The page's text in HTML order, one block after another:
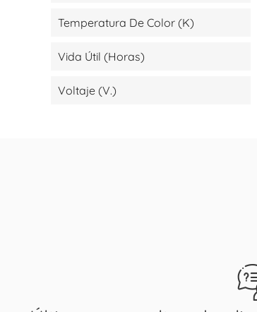
Temperatura De Color (K)
Vida Útil (Horas)
Voltaje (V.)